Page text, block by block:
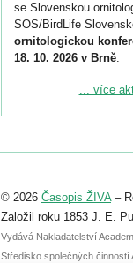
se Slovenskou
SOS/BirdLife
ornitologickou
18. 10. 2026 v Brně.
Podrobnější informace
Registrovat se
abstraktu přihlášené
posteru je už 30.
... více
© 2026 Časopis ŽIVA–
Založil roku 1853 J. E.
Vydává Nakladatelství
Středisko společných činností